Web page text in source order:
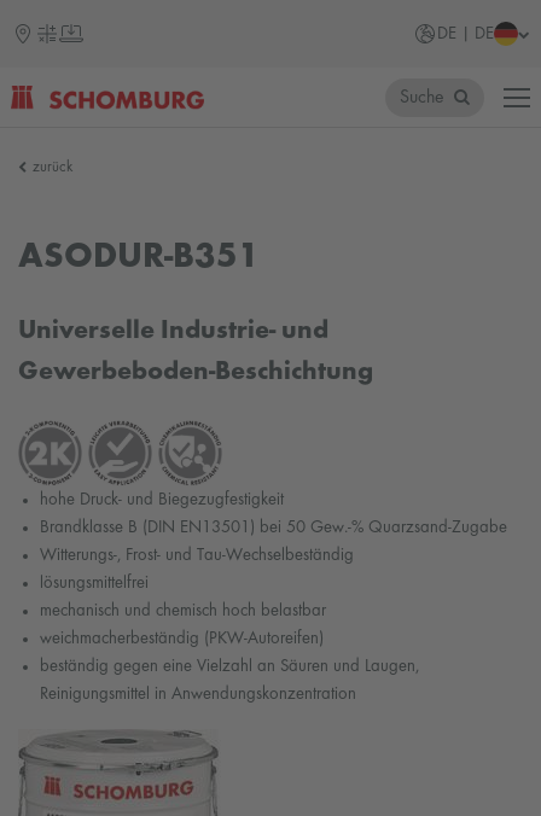
DE | DE
Suche
zurück
ASODUR-B351
Universelle Industrie- und
Gewerbeboden-Beschichtung
hohe Druck- und Biegezugfestigkeit
Brandklasse B (DIN EN13501) bei 50 Gew.-% Quarzsand-Zugabe
Witterungs-, Frost- und Tau-Wechselbeständig
lösungsmittelfrei
mechanisch und chemisch hoch belastbar
weichmacherbeständig (PKW-Autoreifen)
beständig gegen eine Vielzahl an Säuren und Laugen,
Reinigungsmittel in Anwendungskonzentration